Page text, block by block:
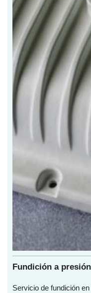
Fundición a presión
Servicio de fundición